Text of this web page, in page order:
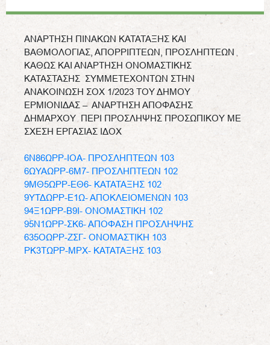
ΑΝΑΡΤΗΣΗ ΠΙΝΑΚΩΝ ΚΑΤΑΤΑΞΗΣ ΚΑΙ
ΒΑΘΜΟΛΟΓΙΑΣ, ΑΠΟΡΡΙΠΤΕΩΝ, ΠΡΟΣΛΗΠΤΕΩΝ
ΚΑΘΩΣ ΚΑΙ ΑΝΑΡΤΗΣΗ ΟΝΟΜΑΣΤΙΚΗΣ
ΚΑΤΑΣΤΑΣΗΣ ΣΥΜΜΕΤΕΧΟΝΤΩΝ ΣΤΗΝ
ΑΝΑΚΟΙΝΩΣΗ ΣΟΧ 1/2023 ΤΟΥ ΔΗΜΟΥ
ΕΡΜΙΟΝΙΔΑΣ – ΑΝΑΡΤΗΣΗ ΑΠΟΦΑΣΗΣ
ΔΗΜΑΡΧΟΥ ΠΕΡΙ ΠΡΟΣΛΗΨΗΣ ΠΡΟΣΩΠΙΚΟΥ ΜΕ
ΣΧΕΣΗ ΕΡΓΑΣΙΑΣ ΙΔΟΧ
6Ν86ΩΡΡ-ΙΟΑ- ΠΡΟΣΛΗΠΤΕΩΝ 103
6ΩΥΑΩΡΡ-6Μ7- ΠΡΟΣΛΗΠΤΕΩΝ 102
9ΜΘ5ΩΡΡ-ΕΘ6- ΚΑΤΑΤΑΞΗΣ 102
9ΥΤΔΩΡΡ-Ε1Ω- ΑΠΟΚΛΕΙΟΜΕΝΩΝ 103
94Ξ1ΩΡΡ-Β9Ι- ΟΝΟΜΑΣΤΙΚΗ 102
95Ν1ΩΡΡ-ΣΚ6- ΑΠΟΦΑΣΗ ΠΡΟΣΛΗΨΗΣ
635ΟΩΡΡ-ΖΣΓ- ΟΝΟΜΑΣΤΙΚΗ 103
ΡΚ3ΤΩΡΡ-ΜΡΧ- ΚΑΤΑΤΑΞΗΣ 103